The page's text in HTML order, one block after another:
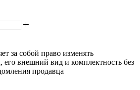
за собой право изменять
его внешний вид и комплектность без
продавца